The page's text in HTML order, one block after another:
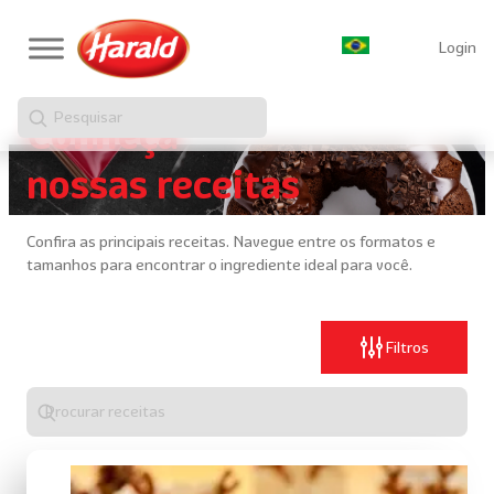
Login
Pesquisar
Conheça
nossas receitas
Confira as principais receitas. Navegue entre os formatos e
tamanhos para encontrar o ingrediente ideal para você.
Filtros
Digite
algo
para
realizar